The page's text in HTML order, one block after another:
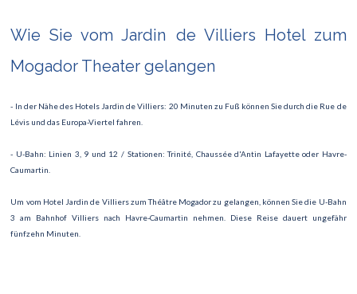
Wie Sie vom Jardin de Villiers Hotel zum
Mogador Theater gelangen
- In der Nähe des Hotels Jardin de Villiers: 20 Minuten zu Fuß können Sie durch die Rue de
Lévis und das Europa-Viertel fahren.
- U-Bahn: Linien 3, 9 und 12 / Stationen: Trinité, Chaussée d'Antin Lafayette oder Havre-
Caumartin.
Um vom Hotel Jardin de Villiers zum Théâtre Mogador zu gelangen, können Sie die U-Bahn
3 am Bahnhof Villiers nach Havre-Caumartin nehmen. Diese Reise dauert ungefähr
fünfzehn Minuten.